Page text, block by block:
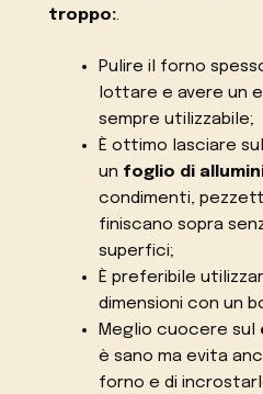
troppo:.
Pulire il forno
lottare e avere un
sempre utilizzabile;
È ottimo lasciare
un foglio di
condimenti,
finiscano sopra
superfici;
È preferibile
dimensioni con un
Meglio cuocere sul
è sano ma evita
forno e di